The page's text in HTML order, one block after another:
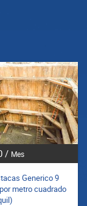
/ Mes
Generico 9
metro cuadrado